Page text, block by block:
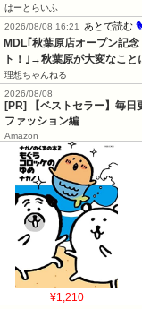
はーとらいふ
2026/08/08 16:21
あとで読む
MDL｢秋葉原店オープン記
ト！｣→秋葉原が大変なこと
理想ちゃんねる
2026/08/08
[PR] 【ベストセラー】毎
ファッション編
Amazon
¥1,210